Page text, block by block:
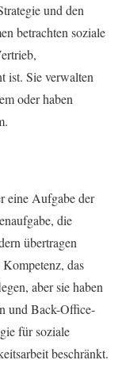
und den
betrachten soziale
ist. Sie verwalten
oder haben
eine Aufgabe der
die
übertragen
das
aber sie haben
und Back-Office-
für soziale
beschränkt.